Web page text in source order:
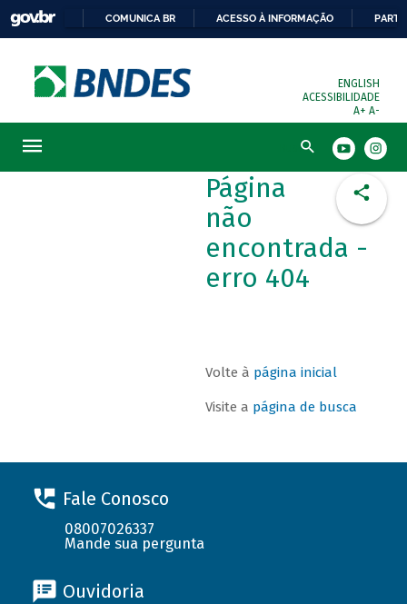
COMUNICA BR ACESSO À INFORMAÇÃO
ENGLISH
ACESSIBILIDADE
A+ A-
Busca
Página
não
encontrada -
erro 404
Volte à página inicial
Visite a página de busca
Fale Conosco
08007026337
Mande sua pergunta
Ouvidoria